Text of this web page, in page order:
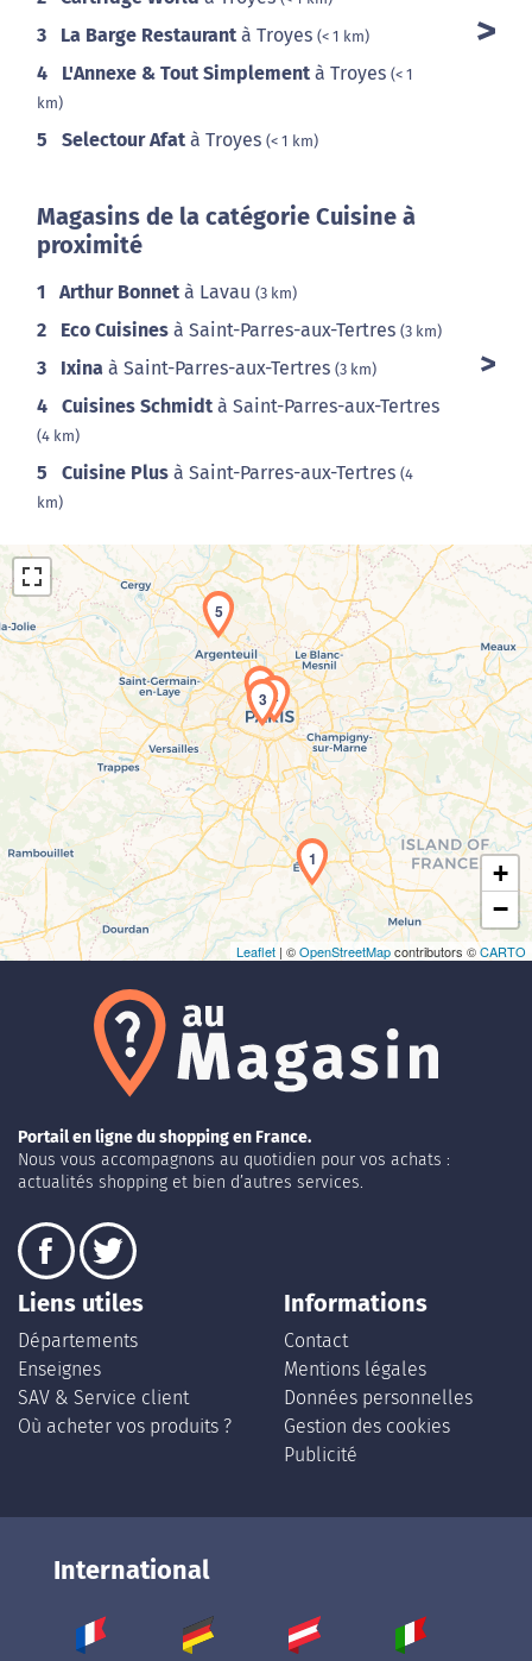
3 La Barge Restaurant à Troyes (< 1 km)
4 L'Annexe & Tout Simplement à Troyes (< 1
km)
5 Selectour Afat à Troyes (< 1 km)
Magasins de la catégorie Cuisine à
proximité
1 Arthur Bonnet à Lavau (3 km)
2 Eco Cuisines à Saint-Parres-aux-Tertres (3 km)
3 Ixina à Saint-Parres-aux-Tertres (3 km)
4 Cuisines Schmidt à Saint-Parres-aux-Tertres
(4 km)
5 Cuisine Plus à Saint-Parres-aux-Tertres (4
km)
Chargement de la carte en cours...
1
2
3
4
5
+
−
Leaflet | ©OpenStreetMapcontributors ©CARTO
Portail en ligne du shopping en France.
Nous vous accompagnons au quotidien pour vos achats :
actualités shopping et bien d’autres services.
Liens utiles
Départements
Enseignes
SAV & Service client
Où acheter vos produits ?
Informations
Contact
Mentions légales
Données personnelles
Gestion des cookies
Publicité
International